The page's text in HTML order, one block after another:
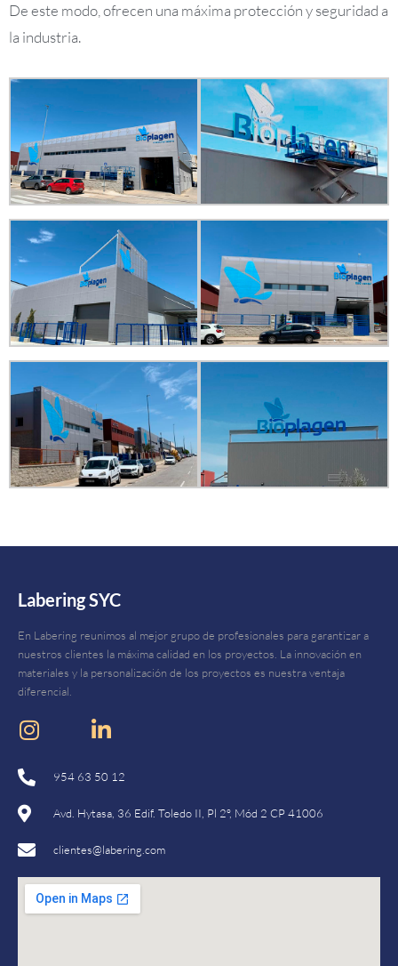
De este modo, ofrecen una máxima protección y seguridad a
la industria.
Labering SYC
En Labering reunimos al mejor grupo de profesionales para garantizar a
nuestros clientes la máxima calidad en los proyectos. La innovación en
materiales y la personalización de los proyectos es nuestra ventaja
diferencial.
954 63 50 12
Avd. Hytasa, 36 Edif. Toledo II, Pl 2º, Mód 2 CP 41006
clientes@labering.com